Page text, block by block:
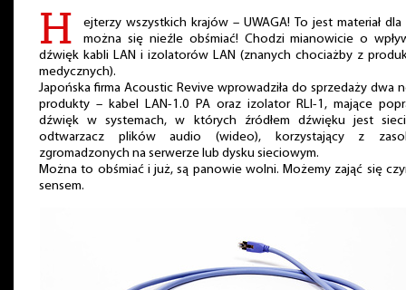
H
ejterzy wszystkich krajów – UWAGA! To jest materiał dla
można się nieźle obśmiać! Chodzi mianowicie o
dźwięk kabli LAN i izolatorów LAN (znanych chociażby z
medycznych).
Japońska firma Acoustic Revive wprowadziła do sprzedaży dwa
produkty – kabel LAN-1.0 PA oraz izolator RLI-1, mające
dźwięk w systemach, w których źródłem dźwięku jest
odtwarzacz plików audio (wideo), korzystający z
zgromadzonych na serwerze lub dysku sieciowym.
Można to obśmiać i już, są panowie wolni. Możemy zająć się
sensem.